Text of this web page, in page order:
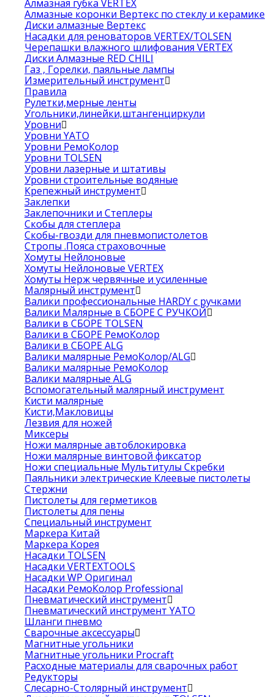
Алмазная губка VERTEX
Алмазные коронки Вертекс по стеклу и керамике
Диски алмазные Вертекс
Насадки для реноваторов VERTEX/TOLSEN
Черепашки влажного шлифования VERTEX
Диски Алмазные RED CHILI
Газ , Горелки, паяльные лампы
Измерительный инструмент
Правила
Рулетки,мерные ленты
Угольники,линейки,штангенциркули
Уровни
Уровни YATO
Уровни РемоКолор
Уровни TOLSEN
Уровни лазерные и штативы
Уровни строительные водяные
Крепежный инструмент
Заклепки
Заклепочники и Степлеры
Скобы для степлера
Скобы-гвозди для пневмопистолетов
Стропы .Пояса страховочные
Хомуты Нейлоновые
Хомуты Нейлоновые VERTEX
Хомуты Нерж червячные и усиленные
Малярный инструмент
Валики профессиональные HARDY с ручками
Валики Малярные в СБОРЕ С РУЧКОЙ
Валики в СБОРЕ TOLSEN
Валики в СБОРЕ РемоКолор
Валики в СБОРЕ ALG
Валики малярные РемоКолор/ALG
Валики малярные РемоКолор
Валики малярные ALG
Вспомогательный малярный инструмент
Кисти малярные
Кисти,Макловицы
Лезвия для ножей
Миксеры
Ножи малярные автоблокировка
Ножи малярные винтовой фиксатор
Ножи специальные Мультитулы Скребки
Паяльники электрические Клеевые пистолеты
Стержни
Пистолеты для герметиков
Пистолеты для пены
Специальный инструмент
Маркера Китай
Маркера Корея
Насадки TOLSEN
Насадки VERTEXTOOLS
Насадки WP Оригинал
Насадки РемоКолор Professional
Пневматический инструмент
Пневматический инструмент YATO
Шланги пневмо
Сварочные аксессуары
Магнитные угольники
Магнитные угольники Procraft
Расходные материалы для сварочных работ
Редукторы
Слесарно-Столярный инструмент